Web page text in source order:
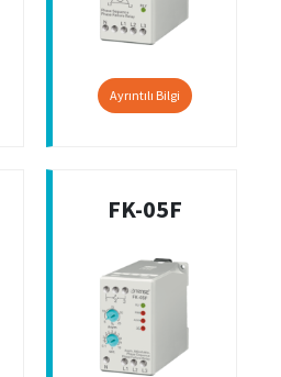
Ayrıntılı Bilgi
FK-05F